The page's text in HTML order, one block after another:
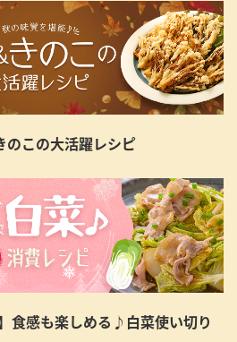
この大活躍レシピ
食感も楽しめる♪白菜使い切り